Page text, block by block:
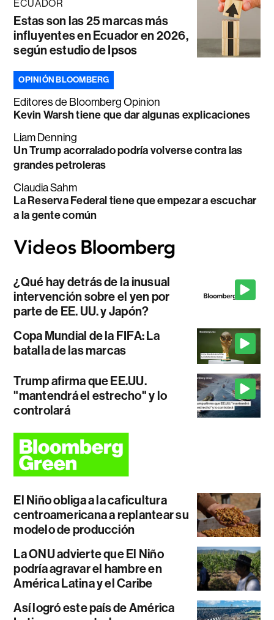
ECUADOR
Estas son las 25 marcas más
influyentes en Ecuador en 2026,
según estudio de Ipsos
OPINIÓN BLOOMBERG
Editores de Bloomberg Opinion
Kevin Warsh tiene que dar algunas explicaciones
Liam Denning
Un Trump acorralado podría volverse contra las
grandes petroleras
Claudia Sahm
La Reserva Federal tiene que empezar a escuchar
a la gente común
¿Qué hay detrás de la inusual
intervención sobre el yen por
parte de EE. UU. y Japón?
Copa Mundial de la FIFA: La
batalla de las marcas
Trump afirma que EE.UU.
"mantendrá el estrecho" y lo
controlará
El Niño obliga a la caficultura
centroamericana a replantear su
modelo de producción
La ONU advierte que El Niño
podría agravar el hambre en
América Latina y el Caribe
Así logró este país de América